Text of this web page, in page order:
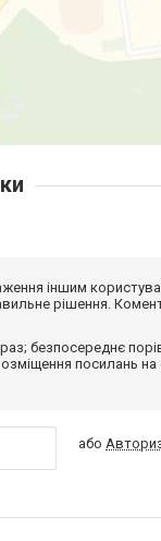
іншим
рішення.
безпосереднє
посилань
або